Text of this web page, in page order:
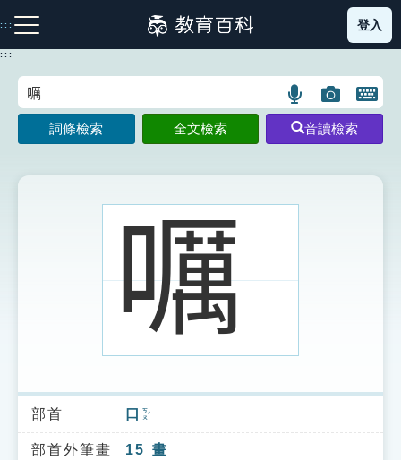
到
主
:::
注音索引圖示 筆畫索引圖示 部首索引表圖示
索引選單
知識索引
登入
:::
語
言
搜
示
圖
片
搜
開
鍵
圖
詞條檢索 全文檢索 音讀檢索
𡂖
部首 口 ㄎㄡˇ
部首外筆畫 15 畫